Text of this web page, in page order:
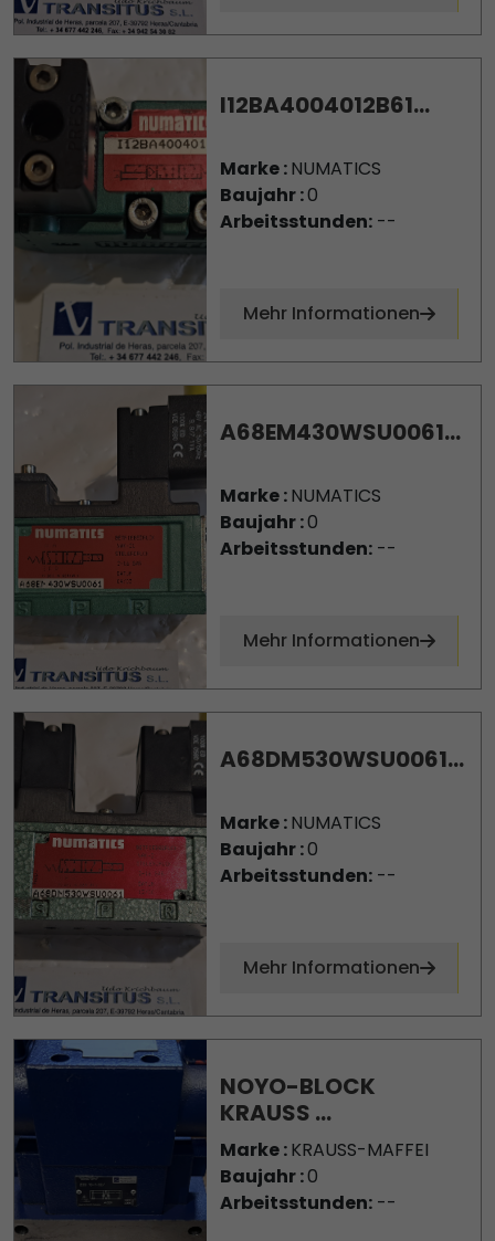
I12BA4004012B61...
Marke :NUMATICS
Baujahr :0
Arbeitsstunden:--
Mehr Informationen
A68EM430WSU0061...
Marke :NUMATICS
Baujahr :0
Arbeitsstunden:--
Mehr Informationen
A68DM530WSU0061...
Marke :NUMATICS
Baujahr :0
Arbeitsstunden:--
Mehr Informationen
NOYO-BLOCK
KRAUSS ...
Marke :KRAUSS-MAFFEI
Baujahr :0
Arbeitsstunden:--